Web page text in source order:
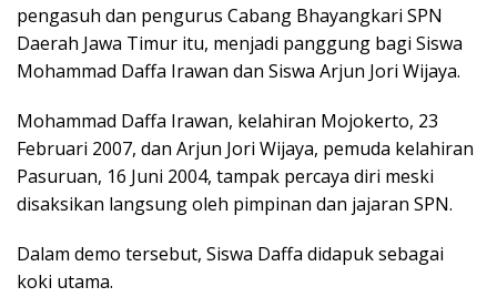
pengasuh dan pengurus Cabang Bhayangkari SPN
Daerah Jawa Timur itu, menjadi panggung bagi Siswa
Mohammad Daffa Irawan dan Siswa Arjun Jori Wijaya.
Mohammad Daffa Irawan, kelahiran Mojokerto, 23
Februari 2007, dan Arjun Jori Wijaya, pemuda kelahiran
Pasuruan, 16 Juni 2004, tampak percaya diri meski
disaksikan langsung oleh pimpinan dan jajaran SPN.
Dalam demo tersebut, Siswa Daffa didapuk sebagai
koki utama.